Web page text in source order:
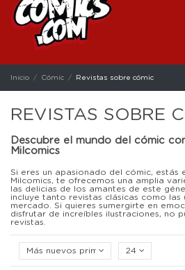
Inicio Cómic Revistas sobre cómic
REVISTAS SOBRE
Descubre el mundo del cómic
Milcomics
Si eres un apasionado del cómic, estás
Milcomics, te ofrecemos una amplia
las delicias de los amantes de este
incluye tanto revistas clásicas como las
mercado. Si quieres sumergirte en
disfrutar de increíbles ilustraciones, no
revistas.
Más nuevos primero 24